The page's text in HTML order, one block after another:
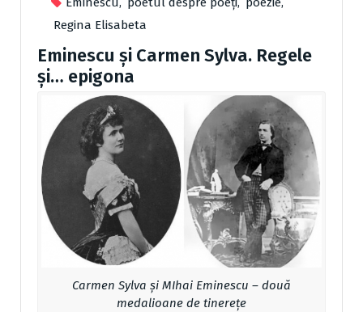
Regina Elisabeta
Eminescu și Carmen Sylva. Regele
și… epigona
Carmen Sylva și MIhai Eminescu – două
medalioane de tinerețe